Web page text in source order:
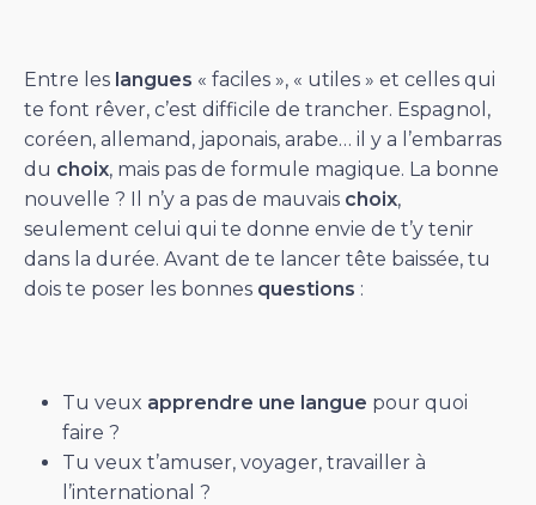
Entre les langues « faciles », « utiles » et celles qui
te font rêver, c’est difficile de trancher. Espagnol,
coréen, allemand, japonais, arabe… il y a l’embarras
du choix, mais pas de formule magique. La bonne
nouvelle ? Il n’y a pas de mauvais choix,
seulement celui qui te donne envie de t’y tenir
dans la durée. Avant de te lancer tête baissée, tu
dois te poser les bonnes questions :
Tu veux apprendre une langue pour quoi
faire ?
Tu veux t’amuser, voyager, travailler à
l’international ?